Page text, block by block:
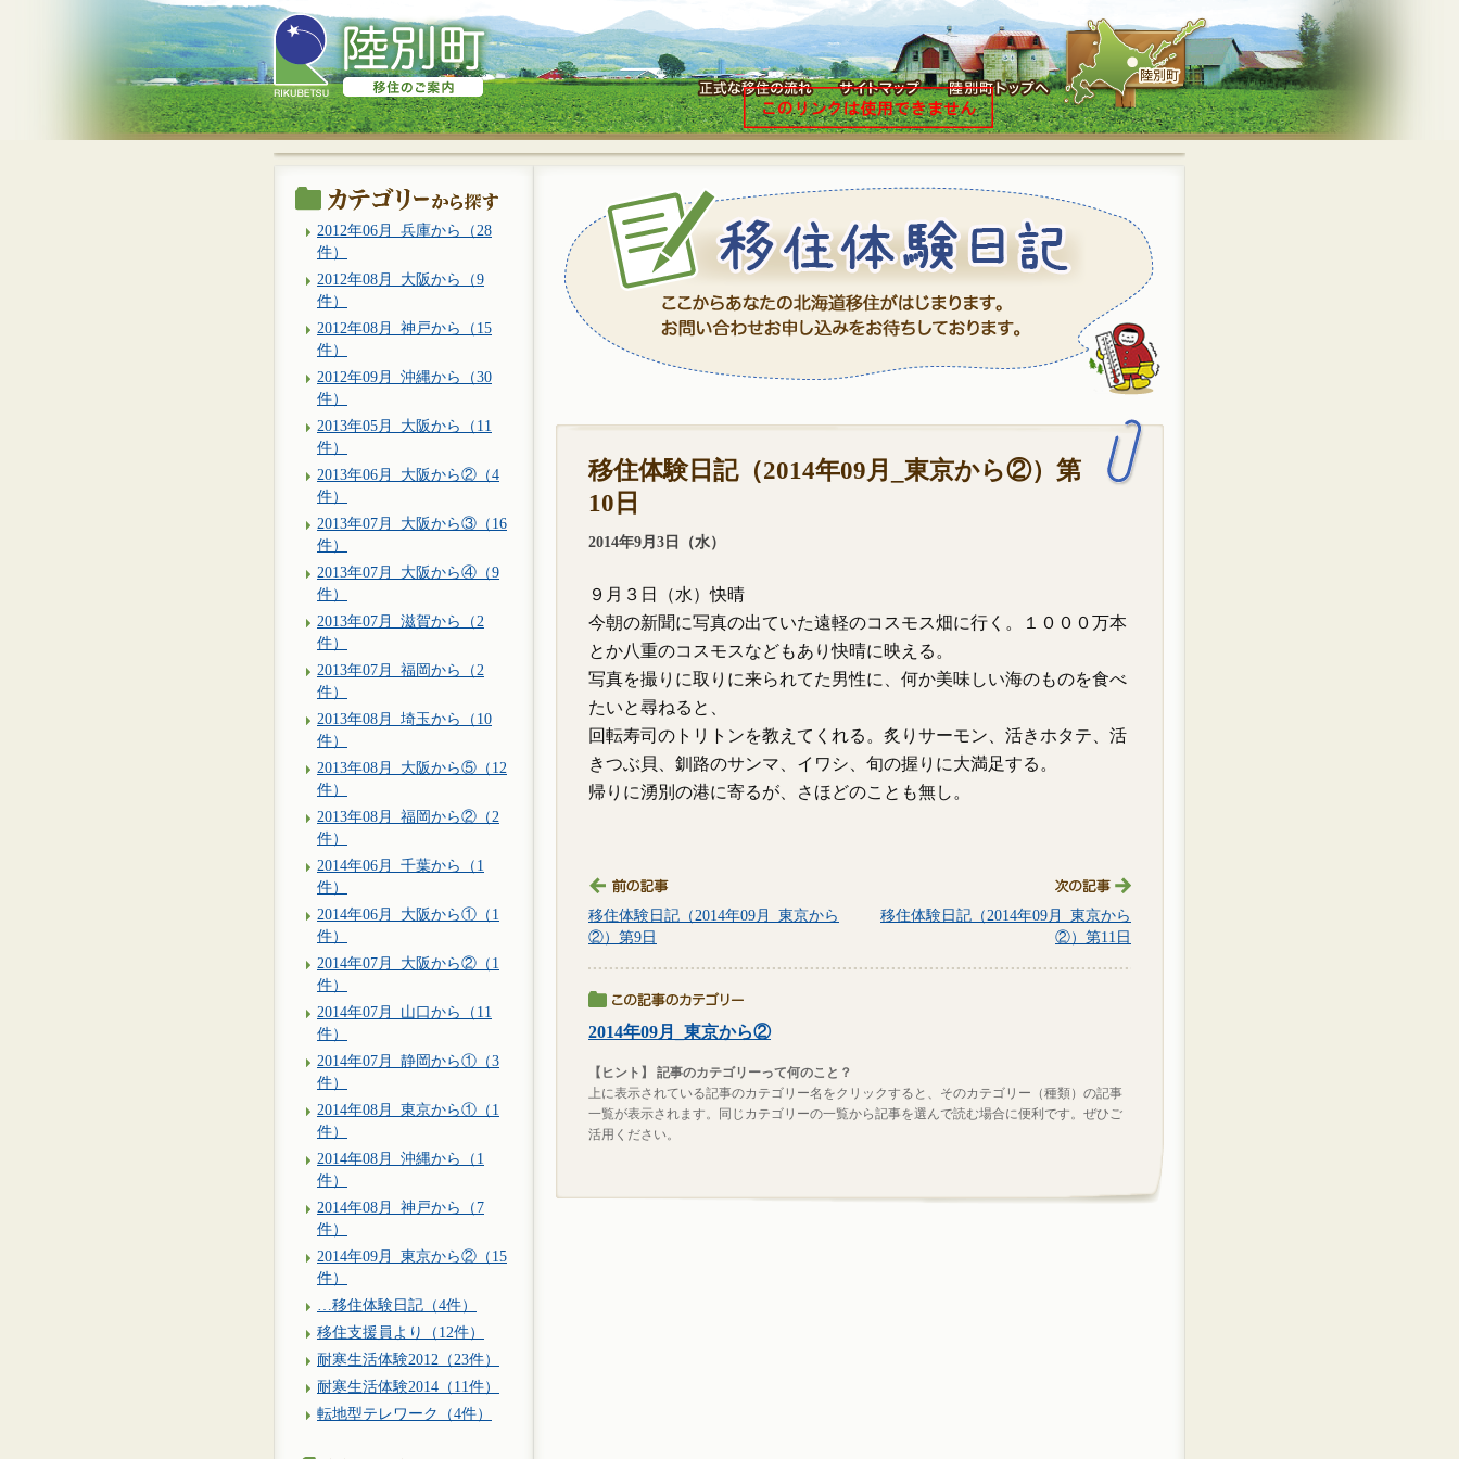
移住体験日記（2014年09月_東京から②）第
10日
2014年9月3日（水）
９月３日（水）快晴
今朝の新聞に写真の出ていた遠軽のコスモス畑に行く。１０００万本
とか八重のコスモスなどもあり快晴に映える。
写真を撮りに取りに来られてた男性に、何か美味しい海のものを食べ
たいと尋ねると、
回転寿司のトリトンを教えてくれる。炙りサーモン、活きホタテ、活
きつぶ貝、釧路のサンマ、イワシ、旬の握りに大満足する。
帰りに湧別の港に寄るが、さほどのことも無し。
移住体験日記（2014年09月_東京から
②）第9日
移住体験日記（2014年09月_東京から
②）第11日
2014年09月_東京から②
【ヒント】 記事のカテゴリーって何のこと？
上に表示されている記事のカテゴリー名をクリックすると、そのカテゴリー（種類）の記事
一覧が表示されます。同じカテゴリーの一覧から記事を選んで読む場合に便利です。ぜひご
活用ください。
2012年06月_兵庫から（28
件）
2012年08月_大阪から（9
件）
2012年08月_神戸から（15
件）
2012年09月_沖縄から（30
件）
2013年05月_大阪から（11
件）
2013年06月_大阪から②（4
件）
2013年07月_大阪から③（16
件）
2013年07月_大阪から④（9
件）
2013年07月_滋賀から（2
件）
2013年07月_福岡から（2
件）
2013年08月_埼玉から（10
件）
2013年08月_大阪から⑤（12
件）
2013年08月_福岡から②（2
件）
2014年06月_千葉から（1
件）
2014年06月_大阪から①（1
件）
2014年07月_大阪から②（1
件）
2014年07月_山口から（11
件）
2014年07月_静岡から①（3
件）
2014年08月_東京から①（1
件）
2014年08月_沖縄から（1
件）
2014年08月_神戸から（7
件）
2014年09月_東京から②（15
件）
…移住体験日記（4件）
移住支援員より（12件）
耐寒生活体験2012（23件）
耐寒生活体験2014（11件）
転地型テレワーク（4件）